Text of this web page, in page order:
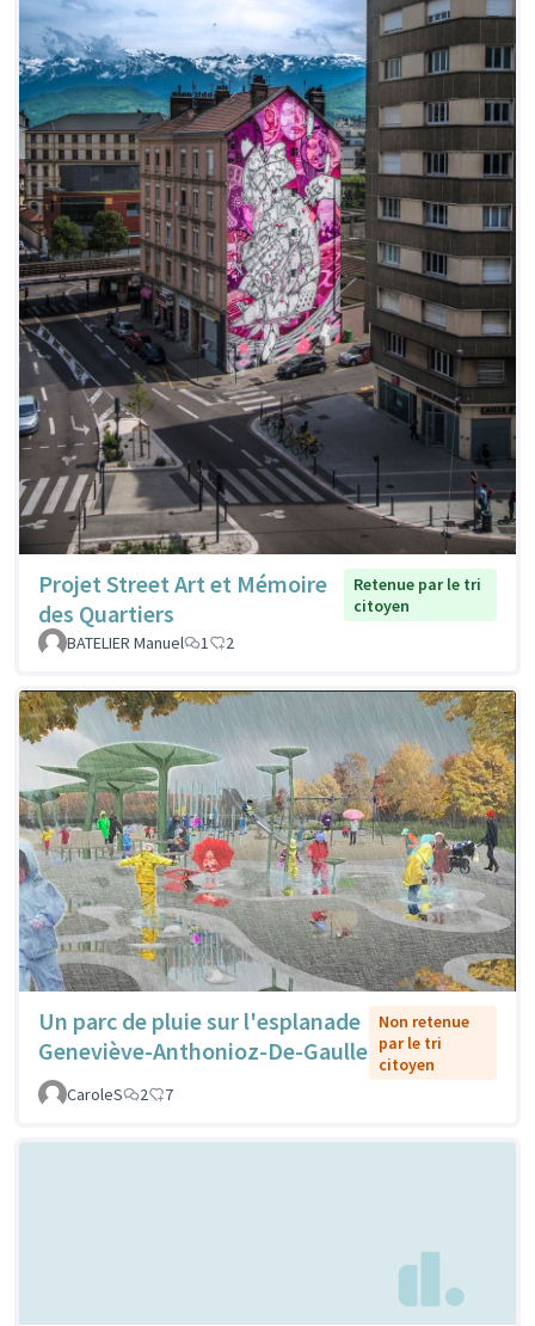
Projet Street Art et Mémoire
des Quartiers
Retenue par le tri
citoyen
BATELIER Manuel
1 2
Un parc de pluie sur l'esplanade
Geneviève-Anthonioz-De-Gaulle
Non retenue
par le tri
citoyen
CaroleS
2 7